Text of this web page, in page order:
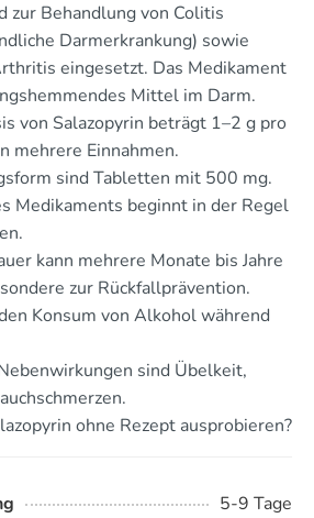
zur Behandlung von Colitis
Darmerkrankung) sowie
eingesetzt. Das Medikament
Mittel im Darm.
von Salazopyrin beträgt 1–2 g pro
mehrere Einnahmen.
sind Tabletten mit 500 mg.
Medikaments beginnt in der Regel
kann mehrere Monate bis Jahre
zur Rückfallprävention.
Konsum von Alkohol während
sind Übelkeit,
ohne Rezept ausprobieren?
5-9 Tage